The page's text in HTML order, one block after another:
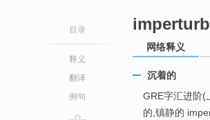
目录
释义
翻译
例句
网络释义
沉着的
GRE字汇进阶(
的,镇静的